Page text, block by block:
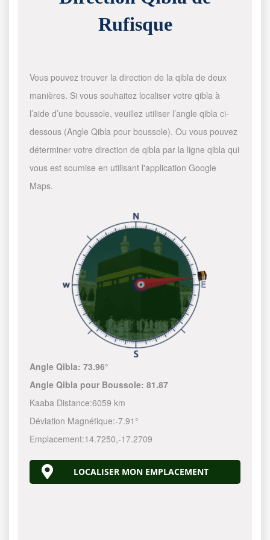
Rufisque
Vous pouvez trouver la direction de la qibla de deux
manières. Si vous souhaitez localiser votre qibla à
l’aide d’une boussole, veuillez utiliser l’angle qibla ci-
dessous (Angle Qibla pour boussole). Ou vous pouvez
déterminer votre direction de qibla par la ligne qibla qui
vous est soumise en utilisant l'application Google
Maps.
Angle Qibla:73.96°
Angle Qibla pour Boussole:81.87
Kaaba Distance:6059 km
Déviation Magnétique:-7.91°
Emplacement:14.7250,-17.2709
LOCALISER MON EMPLACEMENT